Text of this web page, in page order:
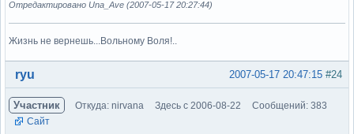
Отредактировано Una_Ave (2007-05-17 20:27:44)
Жизнь не вернешь...Вольному Воля!..
Вне форума #24
2007-05-17 20:47:15
ryu
Участник Откуда: nirvana Здесь с 2006-08-22
Сообщений: 383
Сайт